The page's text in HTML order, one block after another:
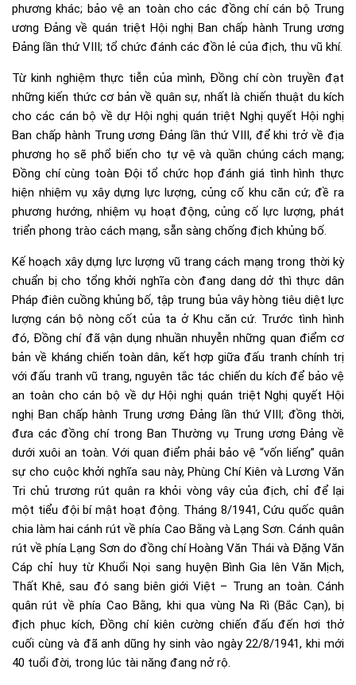
phương khác; bảo vệ an toàn cho các đồng chí cán bộ Trung
ương Đảng về quán triệt Hội nghị Ban chấp hành Trung ương
Đảng lần thứ VIII; tổ chức đánh các đồn lẻ của địch, thu vũ khí.
Từ kinh nghiệm thực tiễn của mình, Đồng chí còn truyền đạt
những kiến thức cơ bản về quân sự, nhất là chiến thuật du kích
cho các cán bộ về dự Hội nghị quán triệt Nghị quyết Hội nghị
Ban chấp hành Trung ương Đảng lần thứ VIII, để khi trở về địa
phương họ sẽ phổ biến cho tự vệ và quần chúng cách mạng;
Đồng chí cùng toàn Đội tổ chức họp đánh giá tình hình thực
hiện nhiệm vụ xây dựng lực lượng, củng cố khu căn cứ; đề ra
phương hướng, nhiệm vụ hoạt động, củng cố lực lượng, phát
triển phong trào cách mạng, sẵn sàng chống địch khủng bố.
Kế hoạch xây dựng lực lượng vũ trang cách mạng trong thời kỳ
chuẩn bị cho tổng khởi nghĩa còn đang dang dở thì thực dân
Pháp điên cuồng khủng bố, tập trung bủa vây hòng tiêu diệt lực
lượng cán bộ nòng cốt của ta ở Khu căn cứ. Trước tình hình
đó, Đồng chí đã vận dụng nhuần nhuyễn những quan điểm cơ
bản về kháng chiến toàn dân, kết hợp giữa đấu tranh chính trị
với đấu tranh vũ trang, nguyên tắc tác chiến du kích để bảo vệ
an toàn cho cán bộ về dự Hội nghị quán triệt Nghị quyết Hội
nghị Ban chấp hành Trung ương Đảng lần thứ VIII; đồng thời,
đưa các đồng chí trong Ban Thường vụ Trung ương Đảng về
dưới xuôi an toàn. Với quan điểm phải bảo vệ “vốn liếng” quân
sự cho cuộc khởi nghĩa sau này, Phùng Chí Kiên và Lương Văn
Tri chủ trương rút quân ra khỏi vòng vây của địch, chỉ để lại
một tiểu đội bí mật hoạt động. Tháng 8/1941, Cứu quốc quân
chia làm hai cánh rút về phía Cao Bằng và Lạng Sơn. Cánh quân
rút về phía Lạng Sơn do đồng chí Hoàng Văn Thái và Đặng Văn
Cáp chỉ huy từ Khuổi Nọi sang huyện Bình Gia lên Văn Mịch,
Thất Khê, sau đó sang biên giới Việt – Trung an toàn. Cánh
quân rút về phía Cao Bằng, khi qua vùng Na Rì (Bắc Cạn), bị
địch phục kích, Đồng chí kiên cường chiến đấu đến hơi thở
cuối cùng và đã anh dũng hy sinh vào ngày 22/8/1941, khi mới
40 tuổi đời, trong lúc tài năng đang nở rộ.